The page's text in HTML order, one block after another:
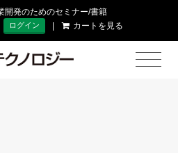
開発のためのセミナー/書籍
ログイン | カートを見る